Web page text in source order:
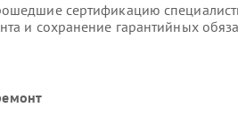
сертификацию
и сохранение гарантийных